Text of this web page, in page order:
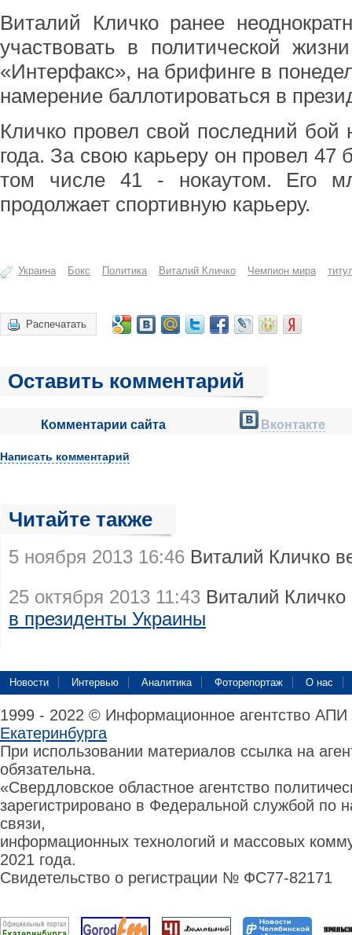
Виталий Кличко ранее
участвовать в политической
«Интерфакс», на брифинге в
намерение баллотироваться в
Кличко провел свой последний бой
года. За свою карьеру он провел 47
том числе 41 - нокаутом. Его
продолжает спортивную карьеру.
Украина Бокс Политика Виталий Кличко Чемпион мира
Распечатать
Оставить комментарий
Комментарии сайта Вконтакте
Написать комментарий
Читайте также
5 ноября 2013 16:46 Виталий Кличко
25 октября 2013 11:43 Виталий
в президенты Украины
Новости Интервью Аналитика Фоторепортаж О нас
1999 - 2022 © Информационное агентство
Екатеринбурга
При использовании материалов ссылка на
обязательна.
«Свердловское областное агентство
зарегистрировано в Федеральной службой по
связи,
информационных технологий и массовых
2021 года.
Свидетельство о регистрации № ФС77-82171